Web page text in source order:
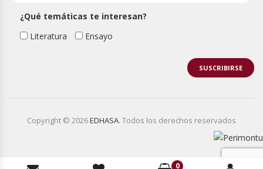
¿Qué temáticas te interesan?
Literatura
Ensayo
Copyright © 2026EDHASA. Todos los derechos reservados
0